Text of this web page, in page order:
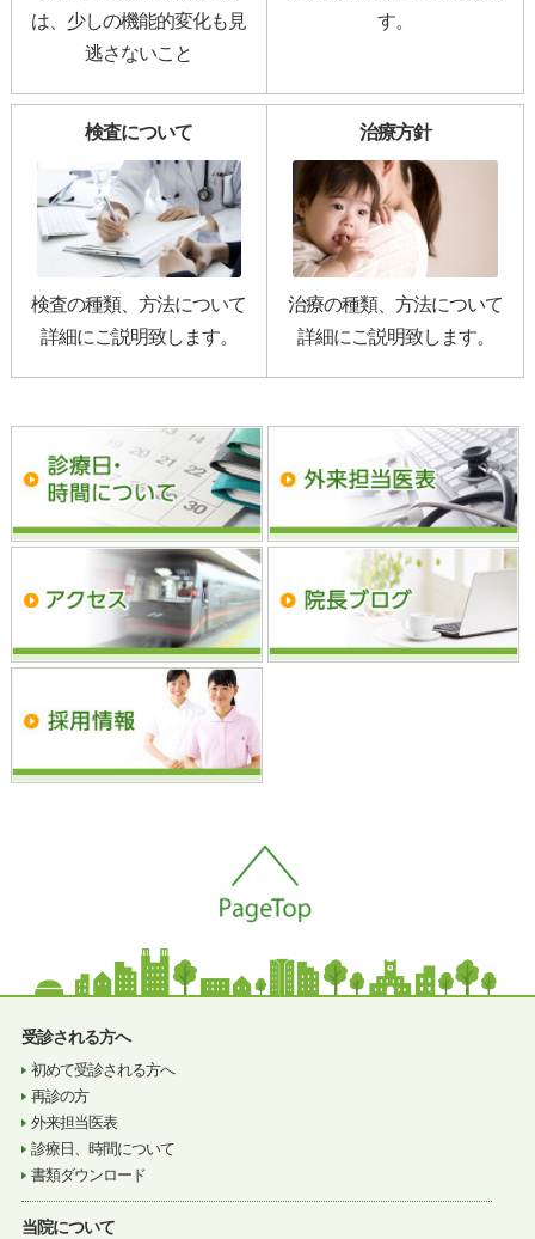
は、 少しの機能的変化も見
逃さないこと
す。
検査について
検査の種類、方法について
詳細にご説明致します。
治療方針
治療の種類、方法について
詳細にご説明致します。
受診される方へ
初めて受診される方へ
再診の方
外来担当医表
診療日、時間について
書類ダウンロード
当院について